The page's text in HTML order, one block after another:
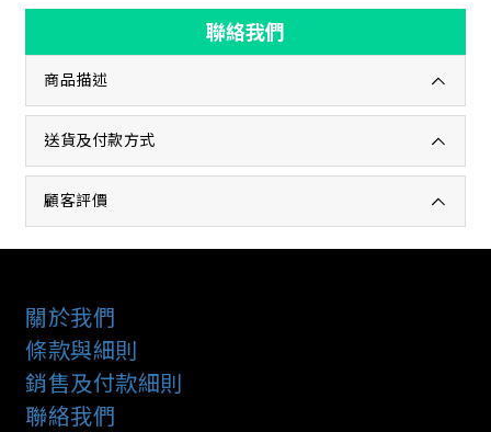
聯絡我們
商品描述
送貨及付款方式
顧客評價
關於我們
條款與細則
銷售及付款細則
聯絡我們